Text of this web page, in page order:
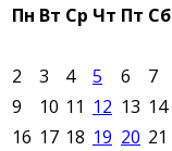
Пн Вт Ср Чт Пт Сб
2
3 4 5 6 7
9
10 11 12 13 14
16 17 18 19 20 21